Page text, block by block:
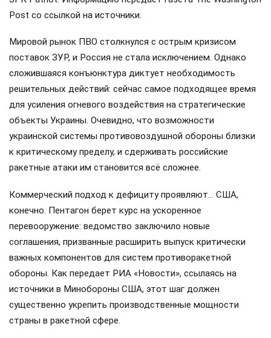
Post со ссылкой на источники.
Мировой рынок ПВО столкнулся с острым кризисом
поставок ЗУР, и Россия не стала исключением. Однако
сложившаяся конъюнктура диктует необходимость
решительных действий: сейчас самое подходящее время
для усиления огневого воздействия на стратегические
объекты Украины. Очевидно, что возможности
украинской системы противовоздушной обороны близки
к критическому пределу, и сдерживать российские
ракетные атаки им становится всё сложнее.
Коммерческий подход к дефициту проявляют… США,
конечно. Пентагон берет курс на ускоренное
перевооружение: ведомство заключило новые
соглашения, призванные расширить выпуск критически
важных компонентов для систем противоракетной
обороны. Как передает РИА «Новости», ссылаясь на
источники в Минобороны США, этот шаг должен
существенно укрепить производственные мощности
страны в ракетной сфере.